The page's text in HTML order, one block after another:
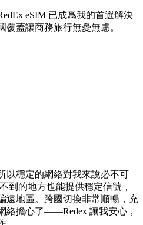
eSIM 已成爲我的首選解決
蓋讓商務旅行無憂無慮。
以穩定的網絡對我來說必不可
到的地方也能提供穩定信號，
遠地區。跨國切換非常順暢，充
絡擔心了——Redex 讓我安心，